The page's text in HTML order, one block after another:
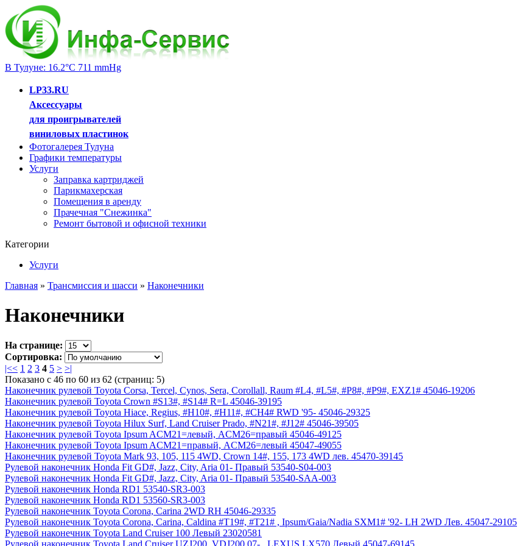
В Тулуне: 16.2°C 711 mmHg
LP33.RU
Аксессуары
для проигрывателей
виниловых пластинок
Фотогалерея Тулуна
Графики температуры
Услуги
Заправка картриджей
Парикмахерская
Помещения в аренду
Прачечная "Снежинка"
Ремонт бытовой и офисной техники
Категории
Услуги
Главная » Трансмиссия и шасси » Наконечники
Наконечники
На странице:
Сортировка:
|<< 1 2 3 4 5 > >|
Показано с 46 по 60 из 62 (страниц: 5)
Наконечник рулевой Toyota Corsa, Tercel, Cynos, Sera, Corollall, Raum #L4, #L5#, #P8#, #P9#, EXZ1# 45046-19206
Наконечник рулевой Toyota Crown #S13#, #S14# R=L 45046-39195
Наконечник рулевой Toyota Hiace, Regius, #H10#, #H11#, #CH4# RWD '95- 45046-29325
Наконечник рулевой Toyota Hilux Surf, Land Cruiser Prado, #N21#, #J12# 45046-39505
Наконечник рулевой Toyota Ipsum ACM21=левый, ACM26=правый 45046-49125
Наконечник рулевой Toyota Ipsum ACM21=правый, ACM26=левый 45047-49055
Наконечник рулевой Toyota Mark 93, 105, 115 4WD, Crown 14#, 155, 173 4WD лев. 45470-39145
Рулевой наконечник Honda Fit GD#, Jazz, City, Aria 01- Правый 53540-S04-003
Рулевой наконечник Honda Fit GD#, Jazz, City, Aria 01- Правый 53540-SAA-003
Рулевой наконечник Honda RD1 53540-SR3-003
Рулевой наконечник Honda RD1 53560-SR3-003
Рулевой наконечник Toyota Corona, Carina 2WD RH 45046-29335
Рулевой наконечник Toyota Corona, Carina, Caldina #T19#, #T21# , Ipsum/Gaia/Nadia SXM1# '92- LH 2WD Лев. 45047-29105
Рулевой наконечник Toyota Land Cruiser 100 Левый 23020581
Рулевой наконечник Toyota Land Cruiser UZJ200, VDJ200 07- , LEXUS LX570 Левый 45047-69145